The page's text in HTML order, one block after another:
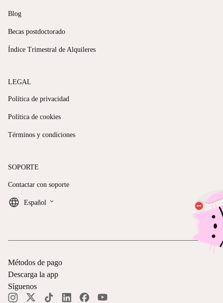
Blog
Becas postdoctorado
Índice Trimestral de Alquileres
LEGAL
Política de privacidad
Política de cookies
Términos y condiciones
SOPORTE
Contactar con soporte
Español keyboard_arrow_down
Métodos de pago
Descarga la app
Síguenos